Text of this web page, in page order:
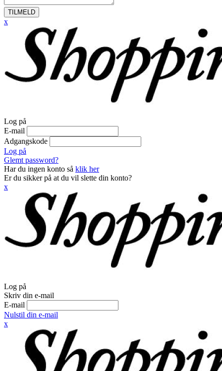
TILMELD
x
Log på
E-mail
Adgangskode
Log på
Glemt password?
Har du ingen konto så klik her
Er du sikker på at du vil slette din konto?
x
Log på
Skriv din e-mail
E-mail
Nulstil din e-mail
x